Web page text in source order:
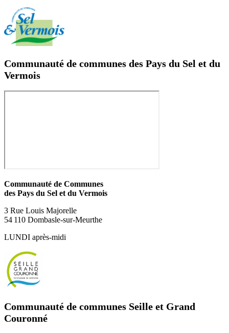
Communauté de communes des Pays du Sel et du
Vermois
Communauté de Communes
des Pays du Sel et du Vermois
3 Rue Louis Majorelle
54 110 Dombasle-sur-Meurthe
LUNDI après-midi
Communauté de communes Seille et Grand
Couronné